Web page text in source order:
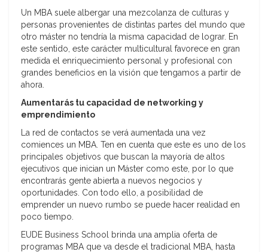
Un MBA suele albergar una mezcolanza de culturas y
personas provenientes de distintas partes del mundo que
otro máster no tendría la misma capacidad de lograr. En
este sentido, este carácter multicultural favorece en gran
medida el enriquecimiento personal y profesional con
grandes beneficios en la visión que tengamos a partir de
ahora.
Aumentarás tu capacidad de networking y
emprendimiento
La red de contactos se verá aumentada una vez
comiences un MBA. Ten en cuenta que este es uno de los
principales objetivos que buscan la mayoría de altos
ejecutivos que inician un Máster como este, por lo que
encontrarás gente abierta a nuevos negocios y
oportunidades. Con todo ello, a posibilidad de
emprender un nuevo rumbo se puede hacer realidad en
poco tiempo.
EUDE Business School brinda una amplia oferta de
programas MBA que va desde el tradicional MBA, hasta